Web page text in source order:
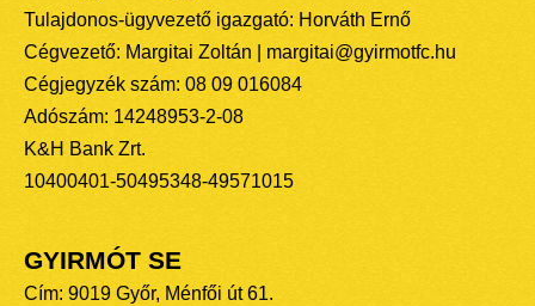
Tulajdonos-ügyvezető igazgató: Horváth Ernő
Cégvezető: Margitai Zoltán | margitai@gyirmotfc.hu
Cégjegyzék szám: 08 09 016084
Adószám: 14248953-2-08
K&H Bank Zrt.
10400401-50495348-49571015
GYIRMÓT SE
Cím: 9019 Győr, Ménfői út 61.